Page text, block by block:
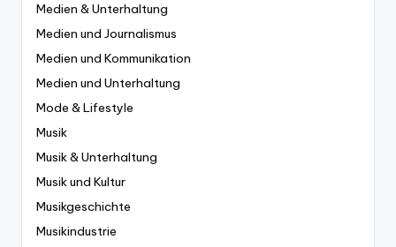
Medien & Unterhaltung
Medien und Journalismus
Medien und Kommunikation
Medien und Unterhaltung
Mode & Lifestyle
Musik
Musik & Unterhaltung
Musik und Kultur
Musikgeschichte
Musikindustrie